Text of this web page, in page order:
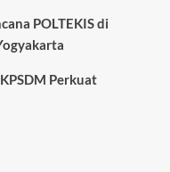
POLTEKIS di
Perkuat